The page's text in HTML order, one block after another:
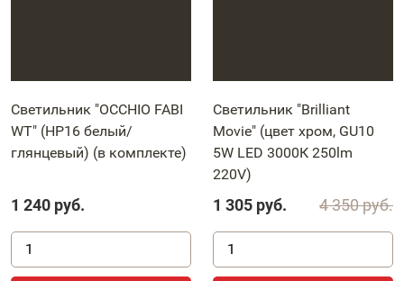
Светильник "OCCHIO FABI
WT" (HP16 белый/
глянцевый) (в комплекте)
1 240 руб.
Светильник "Brilliant
Movie" (цвет хром, GU10
5W LED 3000К 250lm
220V)
4 350руб.
1 305 руб.